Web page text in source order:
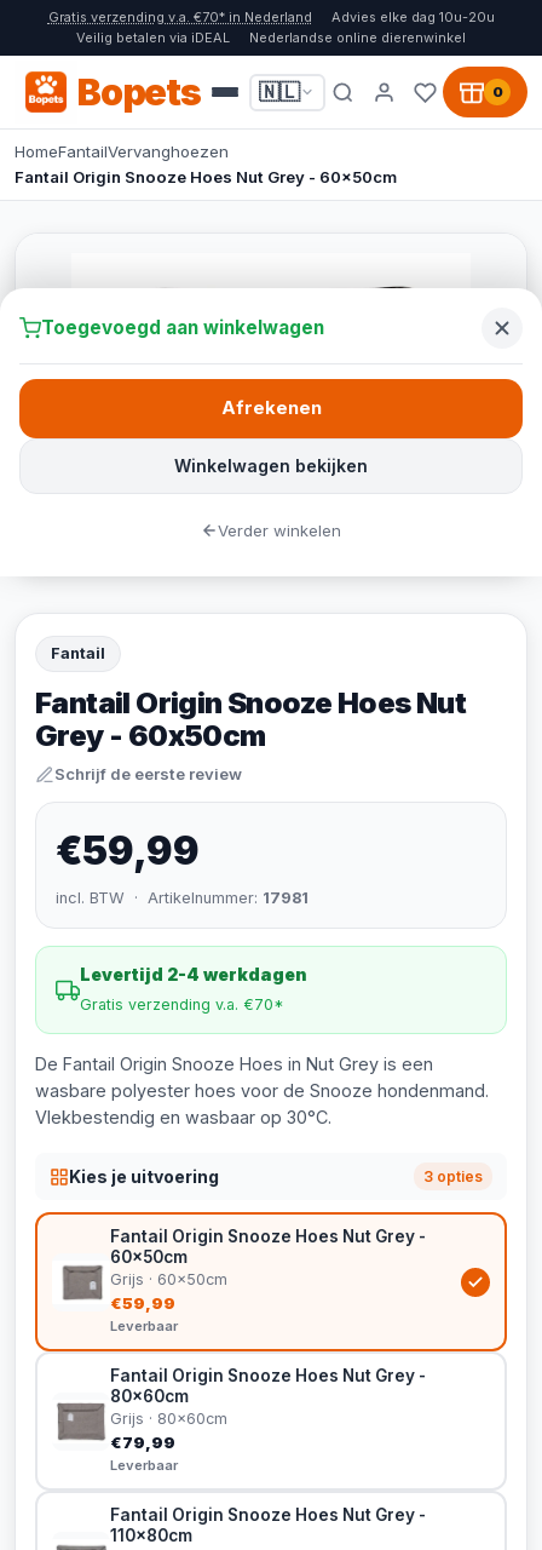
Gratis verzending v.a. €70* in Nederland
Advies elke dag 10u-20u
Veilig betalen via iDEAL
Nederlandse online dierenwinkel
Bopets 🇳🇱 0
HomeFantailVervanghoezen
Fantail Origin Snooze Hoes Nut Grey - 60x50cm
Fantail
Fantail Origin Snooze Hoes Nut
Grey - 60x50cm
Schrijf de eerste review
€59,99
incl. BTW · Artikelnummer: 17981
Levertijd 2-4 werkdagen
Gratis verzending v.a. €70*
De Fantail Origin Snooze Hoes in Nut Grey is een
wasbare polyester hoes voor de Snooze hondenmand.
Vlekbestendig en wasbaar op 30°C.
Kies je uitvoering 3 opties
Fantail Origin Snooze Hoes Nut Grey -
60x50cm
Grijs · 60x50cm
€59,99
Leverbaar
Fantail Origin Snooze Hoes Nut Grey -
80x60cm
Grijs · 80x60cm
€79,99
Leverbaar
Fantail Origin Snooze Hoes Nut Grey -
110x80cm
Toegevoegd aan winkelwagen
Winkelwagen bekijken
Afrekenen
Verder winkelen